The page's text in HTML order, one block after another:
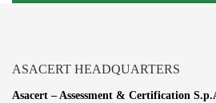
ASACERT HEADQUARTERS
Asacert – Assessment & Certification